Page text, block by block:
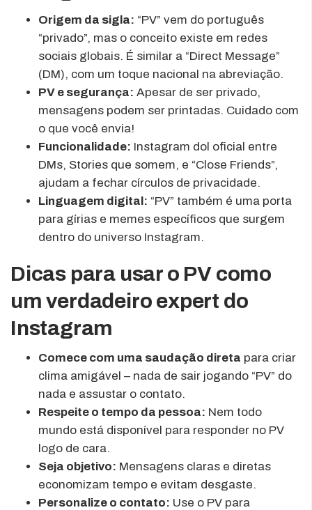
Origem da sigla: “PV” vem do português
“privado”, mas o conceito existe em redes
sociais globais. É similar a “Direct Message”
(DM), com um toque nacional na abreviação.
PV e segurança: Apesar de ser privado,
mensagens podem ser printadas. Cuidado com
o que você envia!
Funcionalidade: Instagram dol oficial entre
DMs, Stories que somem, e “Close Friends”,
ajudam a fechar círculos de privacidade.
Linguagem digital: “PV” também é uma porta
para gírias e memes específicos que surgem
dentro do universo Instagram.
Dicas para usar o PV como
um verdadeiro expert do
Instagram
Comece com uma saudação direta para criar
clima amigável – nada de sair jogando “PV” do
nada e assustar o contato.
Respeite o tempo da pessoa: Nem todo
mundo está disponível para responder no PV
logo de cara.
Seja objetivo: Mensagens claras e diretas
economizam tempo e evitam desgaste.
Personalize o contato: Use o PV para